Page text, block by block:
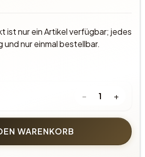
ist nur ein Artikel verfügbar; jedes
nur einmal bestellbar.
− 1 +
WARENKORB